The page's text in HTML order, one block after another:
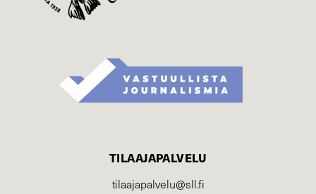
TILAAJAPALVELU
tilaajapalvelu@sll.fi